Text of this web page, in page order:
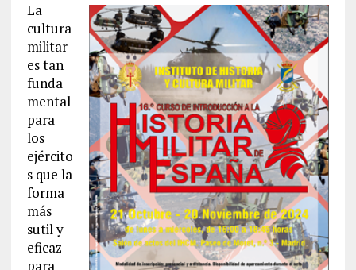
La
cultura
militar
es tan
funda
mental
para
los
ejército
s que la
forma
más
sutil y
eficaz
para